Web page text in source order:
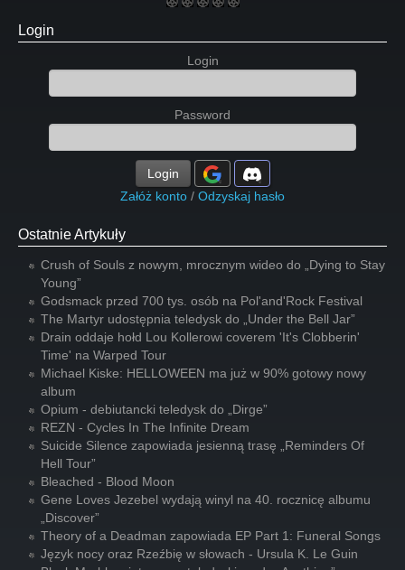
Login
Login
Password
Login
Załóż konto / Odzyskaj hasło
Ostatnie Artykuły
Crush of Souls z nowym, mrocznym wideo do „Dying to Stay
Young”
Godsmack przed 700 tys. osób na Pol'and'Rock Festival
The Martyr udostępnia teledysk do „Under the Bell Jar”
Drain oddaje hołd Lou Kollerowi coverem 'It's Clobberin'
Time' na Warped Tour
Michael Kiske: HELLOWEEN ma już w 90% gotowy nowy
album
Opium - debiutancki teledysk do „Dirge”
REZN - Cycles In The Infinite Dream
Suicide Silence zapowiada jesienną trasę „Reminders Of
Hell Tour”
Bleached - Blood Moon
Gene Loves Jezebel wydają winyl na 40. rocznicę albumu
„Discover”
Theory of a Deadman zapowiada EP Part 1: Funeral Songs
Język nocy oraz Rzeźbię w słowach - Ursula K. Le Guin